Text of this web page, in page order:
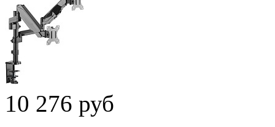
10 276 руб